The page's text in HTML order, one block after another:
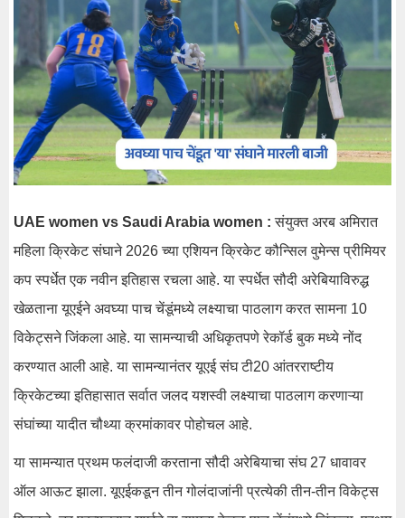
UAE women vs Saudi Arabia women : संयुक्त अरब अमिरात
महिला क्रिकेट संघाने 2026 च्या एशियन क्रिकेट कौन्सिल वुमेन्स प्रीमियर
कप स्पर्धेत एक नवीन इतिहास रचला आहे. या स्पर्धेत सौदी अरेबियाविरुद्ध
खेळताना यूएईने अवघ्या पाच चेंडूंमध्ये लक्ष्याचा पाठलाग करत सामना 10
विकेट्सने जिंकला आहे. या सामन्याची अधिकृतपणे रेकॉर्ड बुक मध्ये नोंद
करण्यात आली आहे. या सामन्यानंतर यूएई संघ टी20 आंतरराष्टीय
क्रिकेटच्या इतिहासात सर्वात जलद यशस्वी लक्ष्याचा पाठलाग करणाऱ्या
संघांच्या यादीत चौथ्या क्रमांकावर पोहोचल आहे.
या सामन्यात प्रथम फलंदाजी करताना सौदी अरेबियाचा संघ 27 धावावर
ऑल आऊट झाला. यूएईकडून तीन गोलंदाजांनी प्रत्येकी तीन-तीन विकेट्स